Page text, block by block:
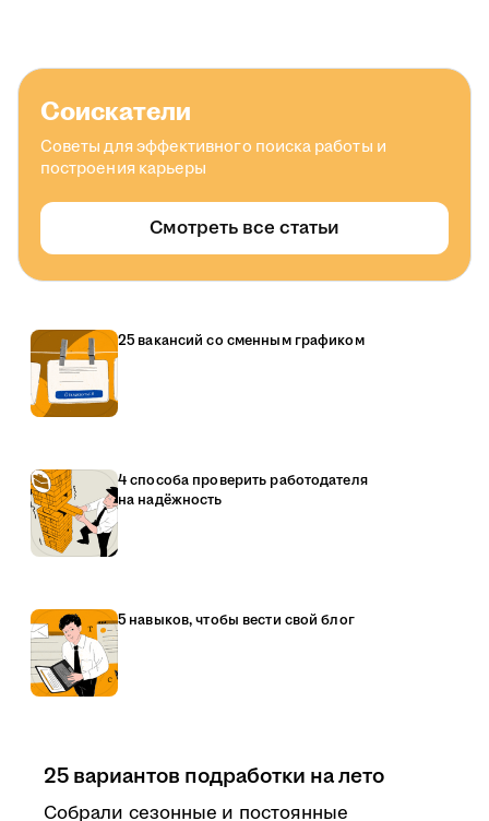
Соискатели
Советы для эффективного поиска работы и
построения карьеры
Смотреть все статьи
25 вакансий со сменным графиком
4 способа проверить работодателя
на надёжность
5 навыков, чтобы вести свой блог
25 вариантов подработки на лето
Собрали сезонные и постоянные